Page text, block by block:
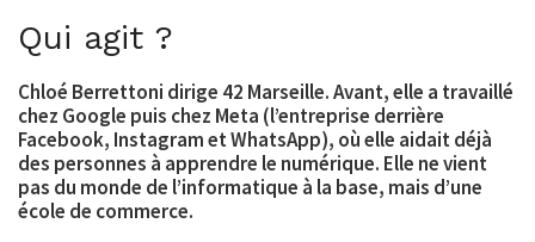
Qui agit ?
Chloé Berrettoni dirige 42 Marseille. Avant, elle a travaillé
chez Google puis chez Meta (l’entreprise derrière
Facebook, Instagram et WhatsApp), où elle aidait déjà
des personnes à apprendre le numérique. Elle ne vient
pas du monde de l’informatique à la base, mais d’une
école de commerce.